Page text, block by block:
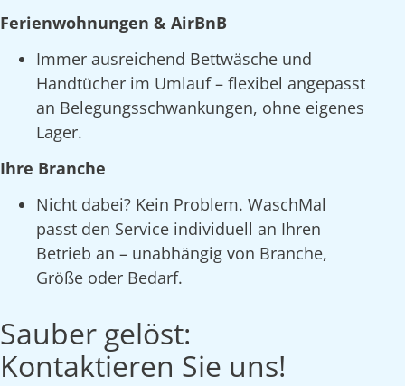
Ferienwohnungen & AirBnB
Immer ausreichend Bettwäsche und
Handtücher im Umlauf – flexibel angepasst
an Belegungsschwankungen, ohne eigenes
Lager.
Ihre Branche
Nicht dabei? Kein Problem. WaschMal
passt den Service individuell an Ihren
Betrieb an – unabhängig von Branche,
Größe oder Bedarf.
Sauber gelöst:
Kontaktieren Sie uns!